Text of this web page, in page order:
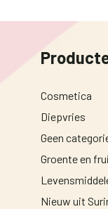
Cosmetica
Diepvries
Geen
Groente en
Nieuw uit